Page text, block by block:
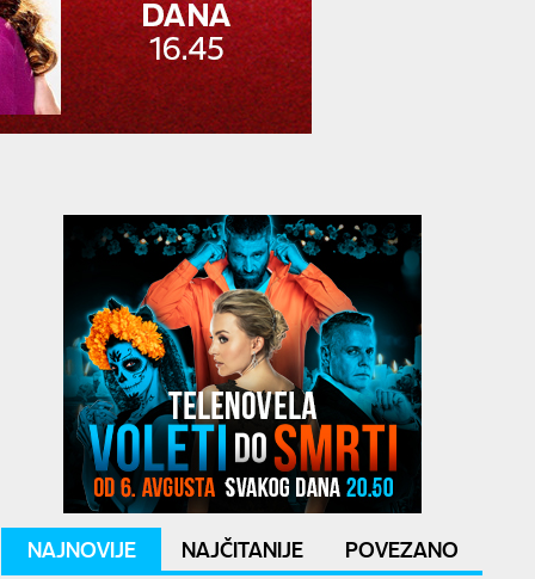
NAJNOVIJE NAJČITANIJE POVEZANO